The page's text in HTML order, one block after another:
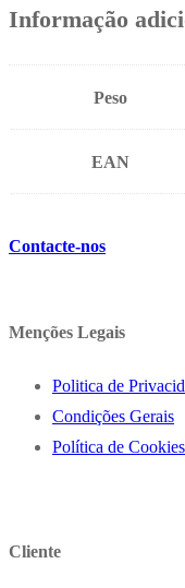
Informação
Peso
EAN
Contacte-nos
Menções Legais
Politica de
Condições Gerais
Política de Cookies
Cliente